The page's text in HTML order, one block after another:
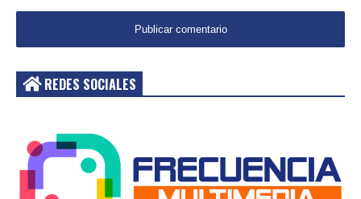
REDES SOCIALES